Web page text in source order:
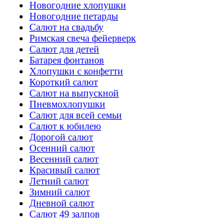
Новогодние хлопушки
Новогодние петарды
Салют на свадьбу
Римская свеча фейерверк
Салют для детей
Батарея фонтанов
Хлопушки с конфетти
Короткий салют
Салют на выпускной
Пневмохлопушки
Салют для всей семьи
Салют к юбилею
Дорогой салют
Осенний салют
Весенний салют
Красивый салют
Летний салют
Зимний салют
Дневной салют
Салют 49 залпов